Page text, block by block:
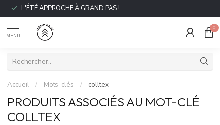
L'ÉTÉ APPROCHE À GRAND PAS !
MENU
0
Accueil / Mots-clés / colltex
PRODUITS ASSOCIÉS AU MOT-CLÉ
COLLTEX